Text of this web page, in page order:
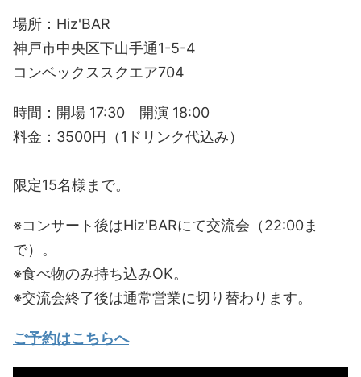
場所：Hiz'BAR
神戸市中央区下山手通1-5-4
コンベックススクエア704
時間：開場 17:30 開演 18:00
料金：3500円（1ドリンク代込み）
限定15名様まで。
※コンサート後はHiz'BARにて交流会（22:00ま
で）。
※食べ物のみ持ち込みOK。
※交流会終了後は通常営業に切り替わります。
ご予約はこちらへ